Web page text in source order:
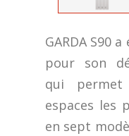
GARDA S90
pour son
qui
espaces les
en sept